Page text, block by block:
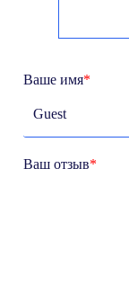
Ваше имя*
Ваш отзыв*